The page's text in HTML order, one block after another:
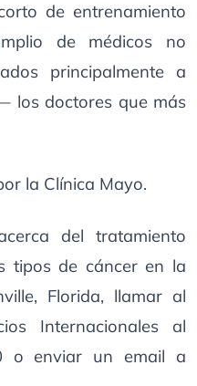
de entrenamiento
de médicos no
principalmente a
los doctores que más
la Clínica Mayo.
del tratamiento
tipos de cáncer en la
Florida, llamar al
Internacionales al
o enviar un email a